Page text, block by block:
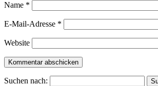
Name *
E-Mail-Adresse *
Website
Suchen nach: